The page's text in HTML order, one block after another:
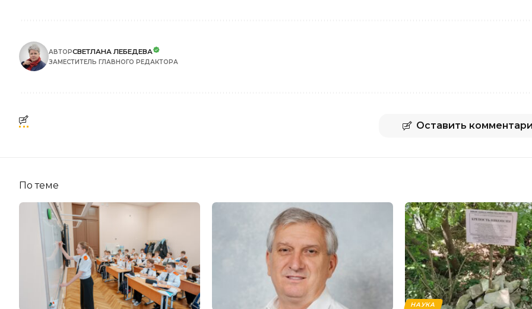
АВТОРСВЕТЛАНА ЛЕБЕДЕВА
ЗАМЕСТИТЕЛЬ ГЛАВНОГО РЕДАКТОРА
Оставить
По теме
НАУКА